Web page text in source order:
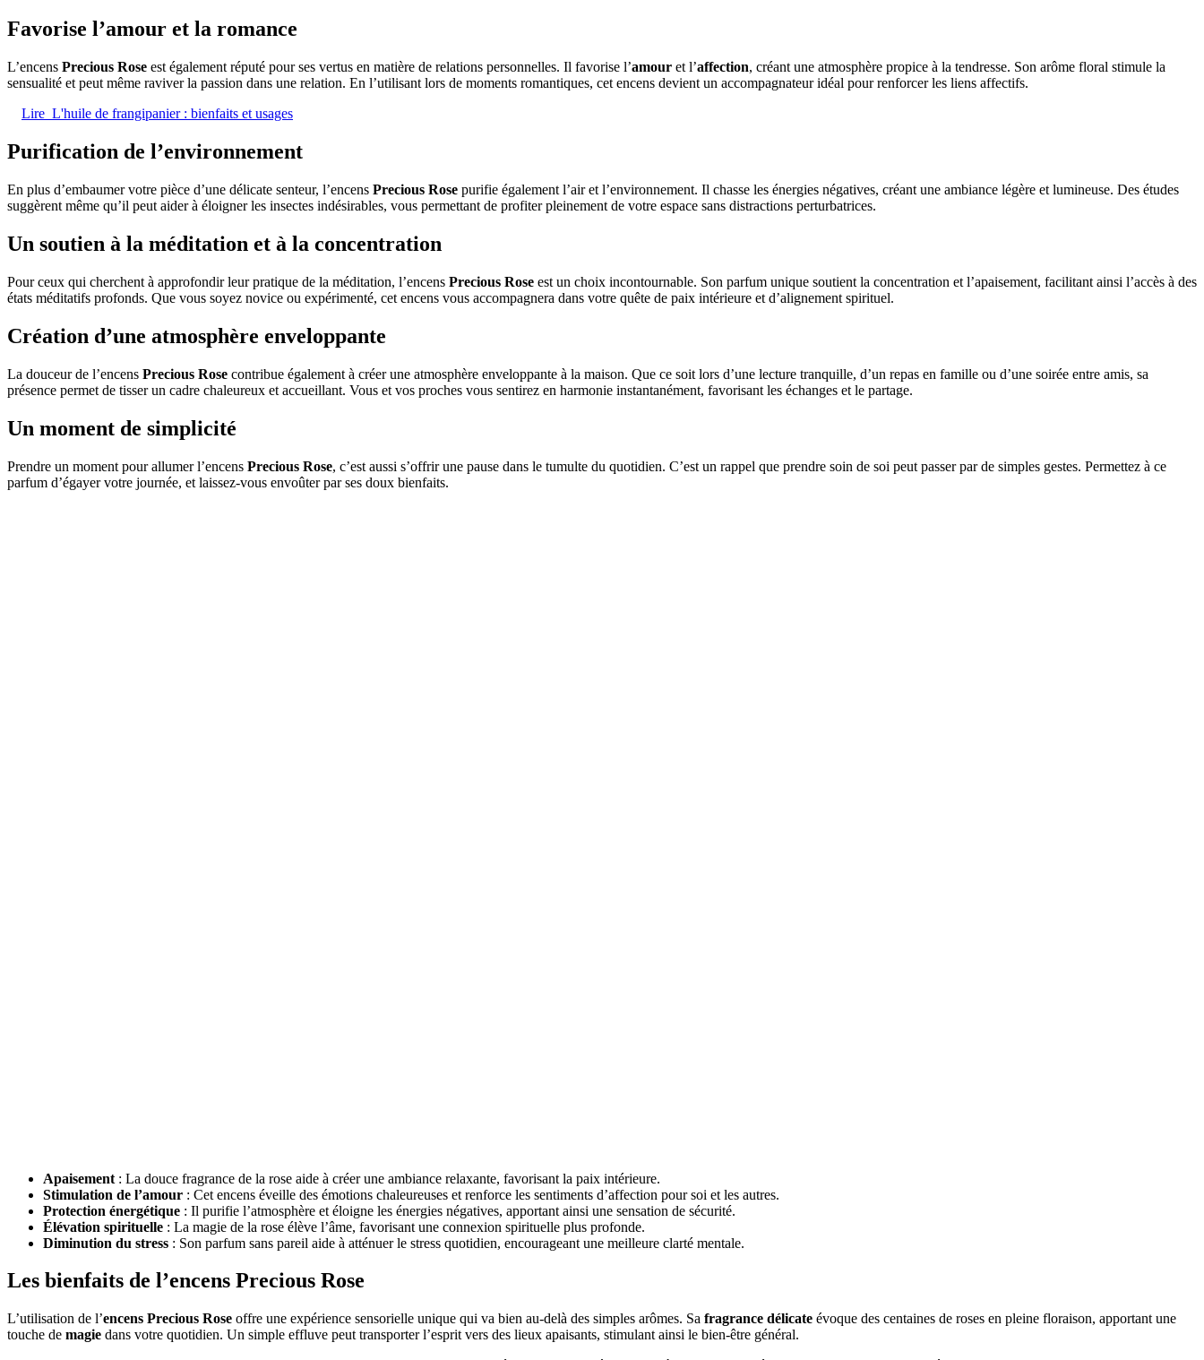
Favorise l’amour et la romance
L’encens Precious Rose est également réputé pour ses vertus en matière de relations personnelles. Il favorise l’amour et l’affection, créant une atmosphère propice à la tendresse. Son arôme floral stimule la
sensualité et peut même raviver la passion dans une relation. En l’utilisant lors de moments romantiques, cet encens devient un accompagnateur idéal pour renforcer les liens affectifs.
Lire L'huile de frangipanier : bienfaits et usages
Purification de l’environnement
En plus d’embaumer votre pièce d’une délicate senteur, l’encens Precious Rose purifie également l’air et l’environnement. Il chasse les énergies négatives, créant une ambiance légère et lumineuse. Des études
suggèrent même qu’il peut aider à éloigner les insectes indésirables, vous permettant de profiter pleinement de votre espace sans distractions perturbatrices.
Un soutien à la méditation et à la concentration
Pour ceux qui cherchent à approfondir leur pratique de la méditation, l’encens Precious Rose est un choix incontournable. Son parfum unique soutient la concentration et l’apaisement, facilitant ainsi l’accès à des
états méditatifs profonds. Que vous soyez novice ou expérimenté, cet encens vous accompagnera dans votre quête de paix intérieure et d’alignement spirituel.
Création d’une atmosphère enveloppante
La douceur de l’encens Precious Rose contribue également à créer une atmosphère enveloppante à la maison. Que ce soit lors d’une lecture tranquille, d’un repas en famille ou d’une soirée entre amis, sa
présence permet de tisser un cadre chaleureux et accueillant. Vous et vos proches vous sentirez en harmonie instantanément, favorisant les échanges et le partage.
Un moment de simplicité
Prendre un moment pour allumer l’encens Precious Rose, c’est aussi s’offrir une pause dans le tumulte du quotidien. C’est un rappel que prendre soin de soi peut passer par de simples gestes. Permettez à ce
parfum d’égayer votre journée, et laissez-vous envoûter par ses doux bienfaits.
Apaisement : La douce fragrance de la rose aide à créer une ambiance relaxante, favorisant la paix intérieure.
Stimulation de l’amour : Cet encens éveille des émotions chaleureuses et renforce les sentiments d’affection pour soi et les autres.
Protection énergétique : Il purifie l’atmosphère et éloigne les énergies négatives, apportant ainsi une sensation de sécurité.
Élévation spirituelle : La magie de la rose élève l’âme, favorisant une connexion spirituelle plus profonde.
Diminution du stress : Son parfum sans pareil aide à atténuer le stress quotidien, encourageant une meilleure clarté mentale.
Les bienfaits de l’encens Precious Rose
L’utilisation de l’encens Precious Rose offre une expérience sensorielle unique qui va bien au-delà des simples arômes. Sa fragrance délicate évoque des centaines de roses en pleine floraison, apportant une
touche de magie dans votre quotidien. Un simple effluve peut transporter l’esprit vers des lieux apaisants, stimulant ainsi le bien-être général.